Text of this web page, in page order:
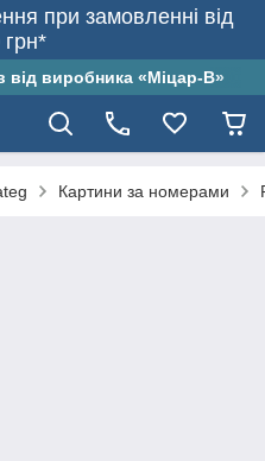
при замовленні від
від виробника «Міцар-В»
Картини за номерами